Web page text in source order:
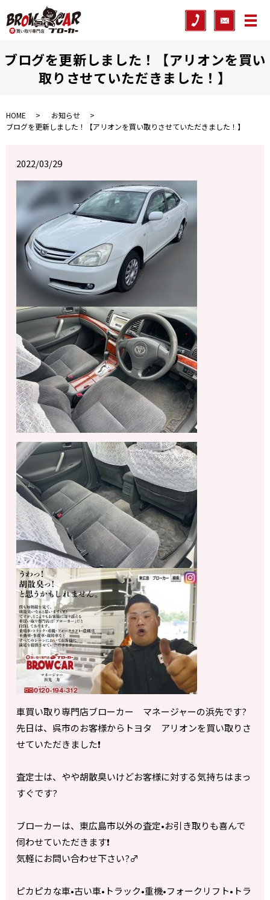
メ
ブログを更新しました！【アリオンを買い
取りさせていただきました！】
HOME
お知らせ
ブログを更新しました！【アリオンを買い取りさせていただきました！】
2022/03/29
車買い取り専門店ブローカー マネージャーの浜先です?
先日は、呉市のお客様からトヨタ アリオンを買い取りさ
せていただきました❗️
査定士は、やや胡散臭いけどお客様に対する気持ちはまっ
すぐです?
ブローカーは、東広島市以外の査定•お引き取りも喜んで
伺わせていただきます❗️
気軽にお問い合わせ下さい?‍♂️
ピカピカな車•古い車•トラック•重機•フォークリフト•トラ